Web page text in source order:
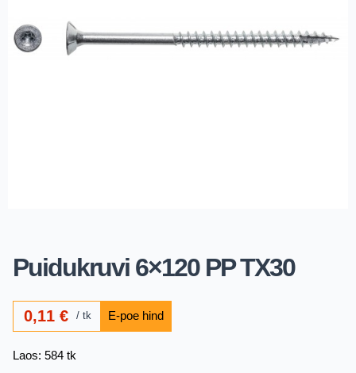
Puidukruvi 6×120 PP TX30
0,11€ tk
Laos: 584 tk